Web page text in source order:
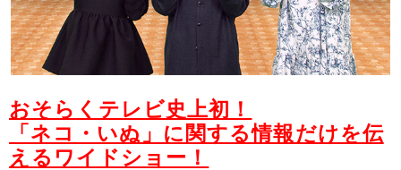
おそらくテレビ史上初！
「ネコ・いぬ」に関する情報だけを伝
えるワイドショー！